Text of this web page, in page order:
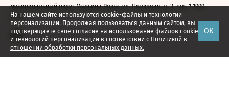
На нашем сайте используются cookie-файлы и технологии
персонализации. Продолжая пользоваться данным сайтом, вы
подтверждаете свое согласие на использование файлов cookie
и технологий персонализации в соответствии с Политикой в
отношении обработки персональных данных.
ОК
муниципальный округ Марьина Роща, ул. Полковая, д. 3, стр. 1 1999—
2026